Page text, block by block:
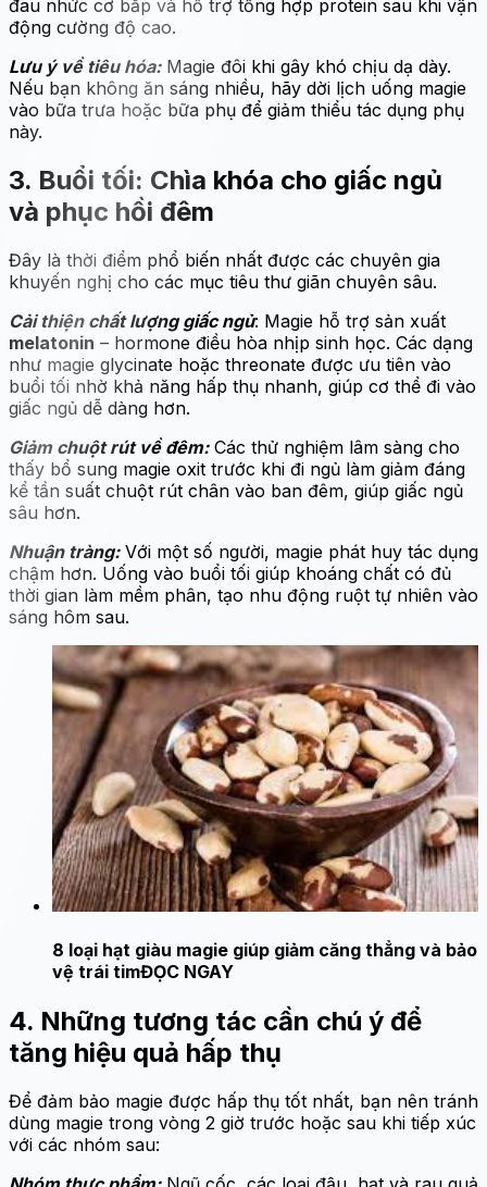
đau nhức cơ bắp và hỗ trợ tổng hợp protein sau khi vận
động cường độ cao.
Lưu ý về tiêu hóa:Magie đôi khi gây khó chịu dạ dày.
Nếu bạn không ăn sáng nhiều, hãy dời lịch uống magie
vào bữa trưa hoặc bữa phụ để giảm thiểu tác dụng phụ
này.
3. Buổi tối: Chìa khóa cho giấc ngủ
và phục hồi đêm
Đây là thời điểm phổ biến nhất được các chuyên gia
khuyến nghị cho các mục tiêu thư giãn chuyên sâu.
Cải thiện chất lượng giấc ngủ: Magie hỗ trợ sản xuất
melatonin – hormone điều hòa nhịp sinh học. Các dạng
như magie glycinate hoặc threonate được ưu tiên vào
buổi tối nhờ khả năng hấp thụ nhanh, giúp cơ thể đi vào
giấc ngủ dễ dàng hơn.
Giảm chuột rút về đêm:Các thử nghiệm lâm sàng cho
thấy bổ sung magie oxit trước khi đi ngủ làm giảm đáng
kể tần suất chuột rút chân vào ban đêm, giúp giấc ngủ
sâu hơn.
Nhuận tràng:Với một số người, magie phát huy tác dụng
chậm hơn. Uống vào buổi tối giúp khoáng chất có đủ
thời gian làm mềm phân, tạo nhu động ruột tự nhiên vào
sáng hôm sau.
8 loại hạt giàu magie giúp giảm căng thẳng và bảo
vệ trái timĐỌC NGAY
4. Những tương tác cần chú ý để
tăng hiệu quả hấp thụ
Để đảm bảo magie được hấp thụ tốt nhất, bạn nên tránh
dùng magie trong vòng 2 giờ trước hoặc sau khi tiếp xúc
với các nhóm sau: